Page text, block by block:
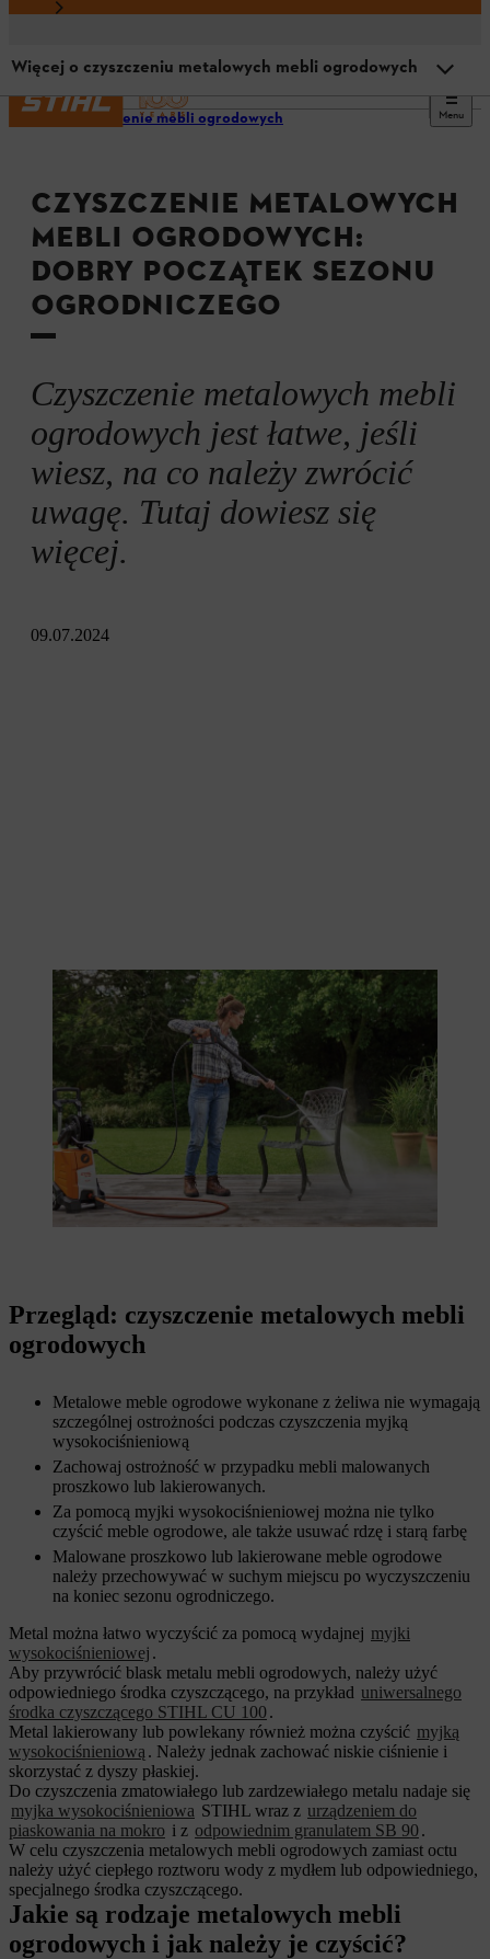
Menu
Czyszczenie mebli ogrodowych
CZYSZCZENIE METALOWYCH
MEBLI OGRODOWYCH:
DOBRY POCZĄTEK SEZONU
OGRODNICZEGO
Czyszczenie metalowych mebli
ogrodowych jest łatwe, jeśli
wiesz, na co należy zwrócić
uwagę. Tutaj dowiesz się
więcej.
09.07.2024
Więcej o czyszczeniu metalowych mebli ogrodowych
Więcej o czyszczeniu metalowych mebli ogrodowych
Kiedy należy je czyścić?
Przechowywanie
Przegląd: czyszczenie metalowych mebli
ogrodowych
Metalowe meble ogrodowe wykonane z żeliwa nie wymagają
szczególnej ostrożności podczas czyszczenia myjką
wysokociśnieniową
Zachowaj ostrożność w przypadku mebli malowanych
proszkowo lub lakierowanych.
Za pomocą myjki wysokociśnieniowej można nie tylko
czyścić meble ogrodowe, ale także usuwać rdzę i starą farbę
Malowane proszkowo lub lakierowane meble ogrodowe
należy przechowywać w suchym miejscu po wyczyszczeniu
na koniec sezonu ogrodniczego.
Metal można łatwo wyczyścić za pomocą wydajnej myjki
wysokociśnieniowej .
Aby przywrócić blask metalu mebli ogrodowych, należy użyć
odpowiedniego środka czyszczącego, na przykład uniwersalnego
środka czyszczącego STIHL CU 100.
Metal lakierowany lub powlekany również można czyścić myjką
wysokociśnieniową . Należy jednak zachować niskie ciśnienie i
skorzystać z dyszy płaskiej.
Do czyszczenia zmatowiałego lub zardzewiałego metalu nadaje się
myjka wysokociśnieniowa STIHL wraz z urządzeniem do
piaskowania na mokro i z odpowiednim granulatem SB 90.
W celu czyszczenia metalowych mebli ogrodowych zamiast octu
należy użyć ciepłego roztworu wody z mydłem lub odpowiedniego,
specjalnego środka czyszczącego.
Jakie są rodzaje metalowych mebli
ogrodowych i jak należy je czyścić?